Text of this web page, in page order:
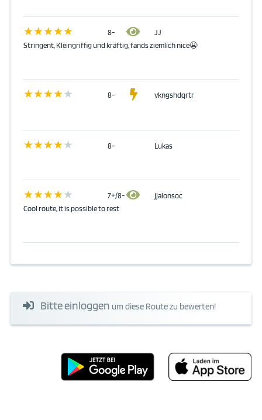
8-
JJ
Stringent, Kleingriffig und kräftig, fands ziemlich nice😬
8- vkngshdqrtr
8- Lukas
7+/8-
jjalonsoc
Cool route, it is possible to rest
Bitte einloggen um diese Route zu bewerten!